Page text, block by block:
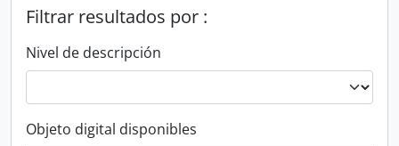
Filtrar resultados por :
Nivel de descripción
Objeto digital disponibles